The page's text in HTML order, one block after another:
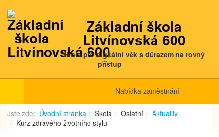
Základní škola
Litvínovská 600
škola pro digitální věk s důrazem na rovný
přístup
Nabídka zaměstnání
Jste zde: Úvodní stránka Škola Ostatní
Aktuality
Kurz zdravého životního stylu